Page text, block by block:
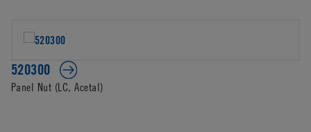
520300
Panel Nut (LC, Acetal)